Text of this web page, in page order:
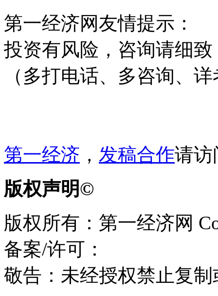
第一经济网友情提示：
投资有风险，咨询请细
（多打电话、多咨询、
第一经济 ， 发稿合作请访
版权声明©
版权所有：第一经济网
备案/许可：
敬告：未经授权禁止复